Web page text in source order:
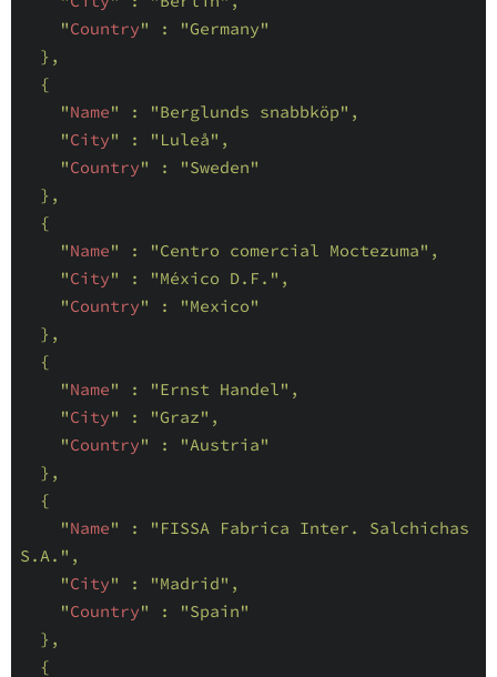
"Country" :
"Germany"
},
{
"Name" : "Berglunds snabbköp" ,
"City" : "Luleå" ,
"Country" :
"Sweden"
},
{
"Name" : "Centro comercial Moctezuma" ,
"City" : "México D.F." ,
"Country" :
"Mexico"
},
{
"Name" : "Ernst Handel" ,
"City" : "Graz" ,
"Country" :
"Austria"
},
{
"Name" :
"FISSA Fabrica Inter. Salchichas
S.A." ,
"City" : "Madrid" ,
"Country" :
"Spain"
},
{